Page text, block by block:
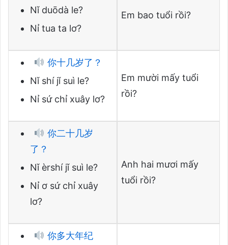
Nǐ duōdà le?
Nỉ tua ta lơ?
Em bao tuổi rồi?
你十几岁了？
Nǐ shí jǐ suì le?
Nỉ sứ chỉ xuây lơ?
Em mười mấy tuổi
rồi?
你二十几岁
了？
Nǐ èrshí jǐ suì le?
Nỉ ơ sứ chỉ xuây
lơ?
Anh hai mươi mấy
tuổi rồi?
你多大年纪